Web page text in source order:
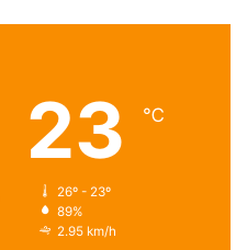
23 ℃
26º - 23º
89%
2.95 km/h